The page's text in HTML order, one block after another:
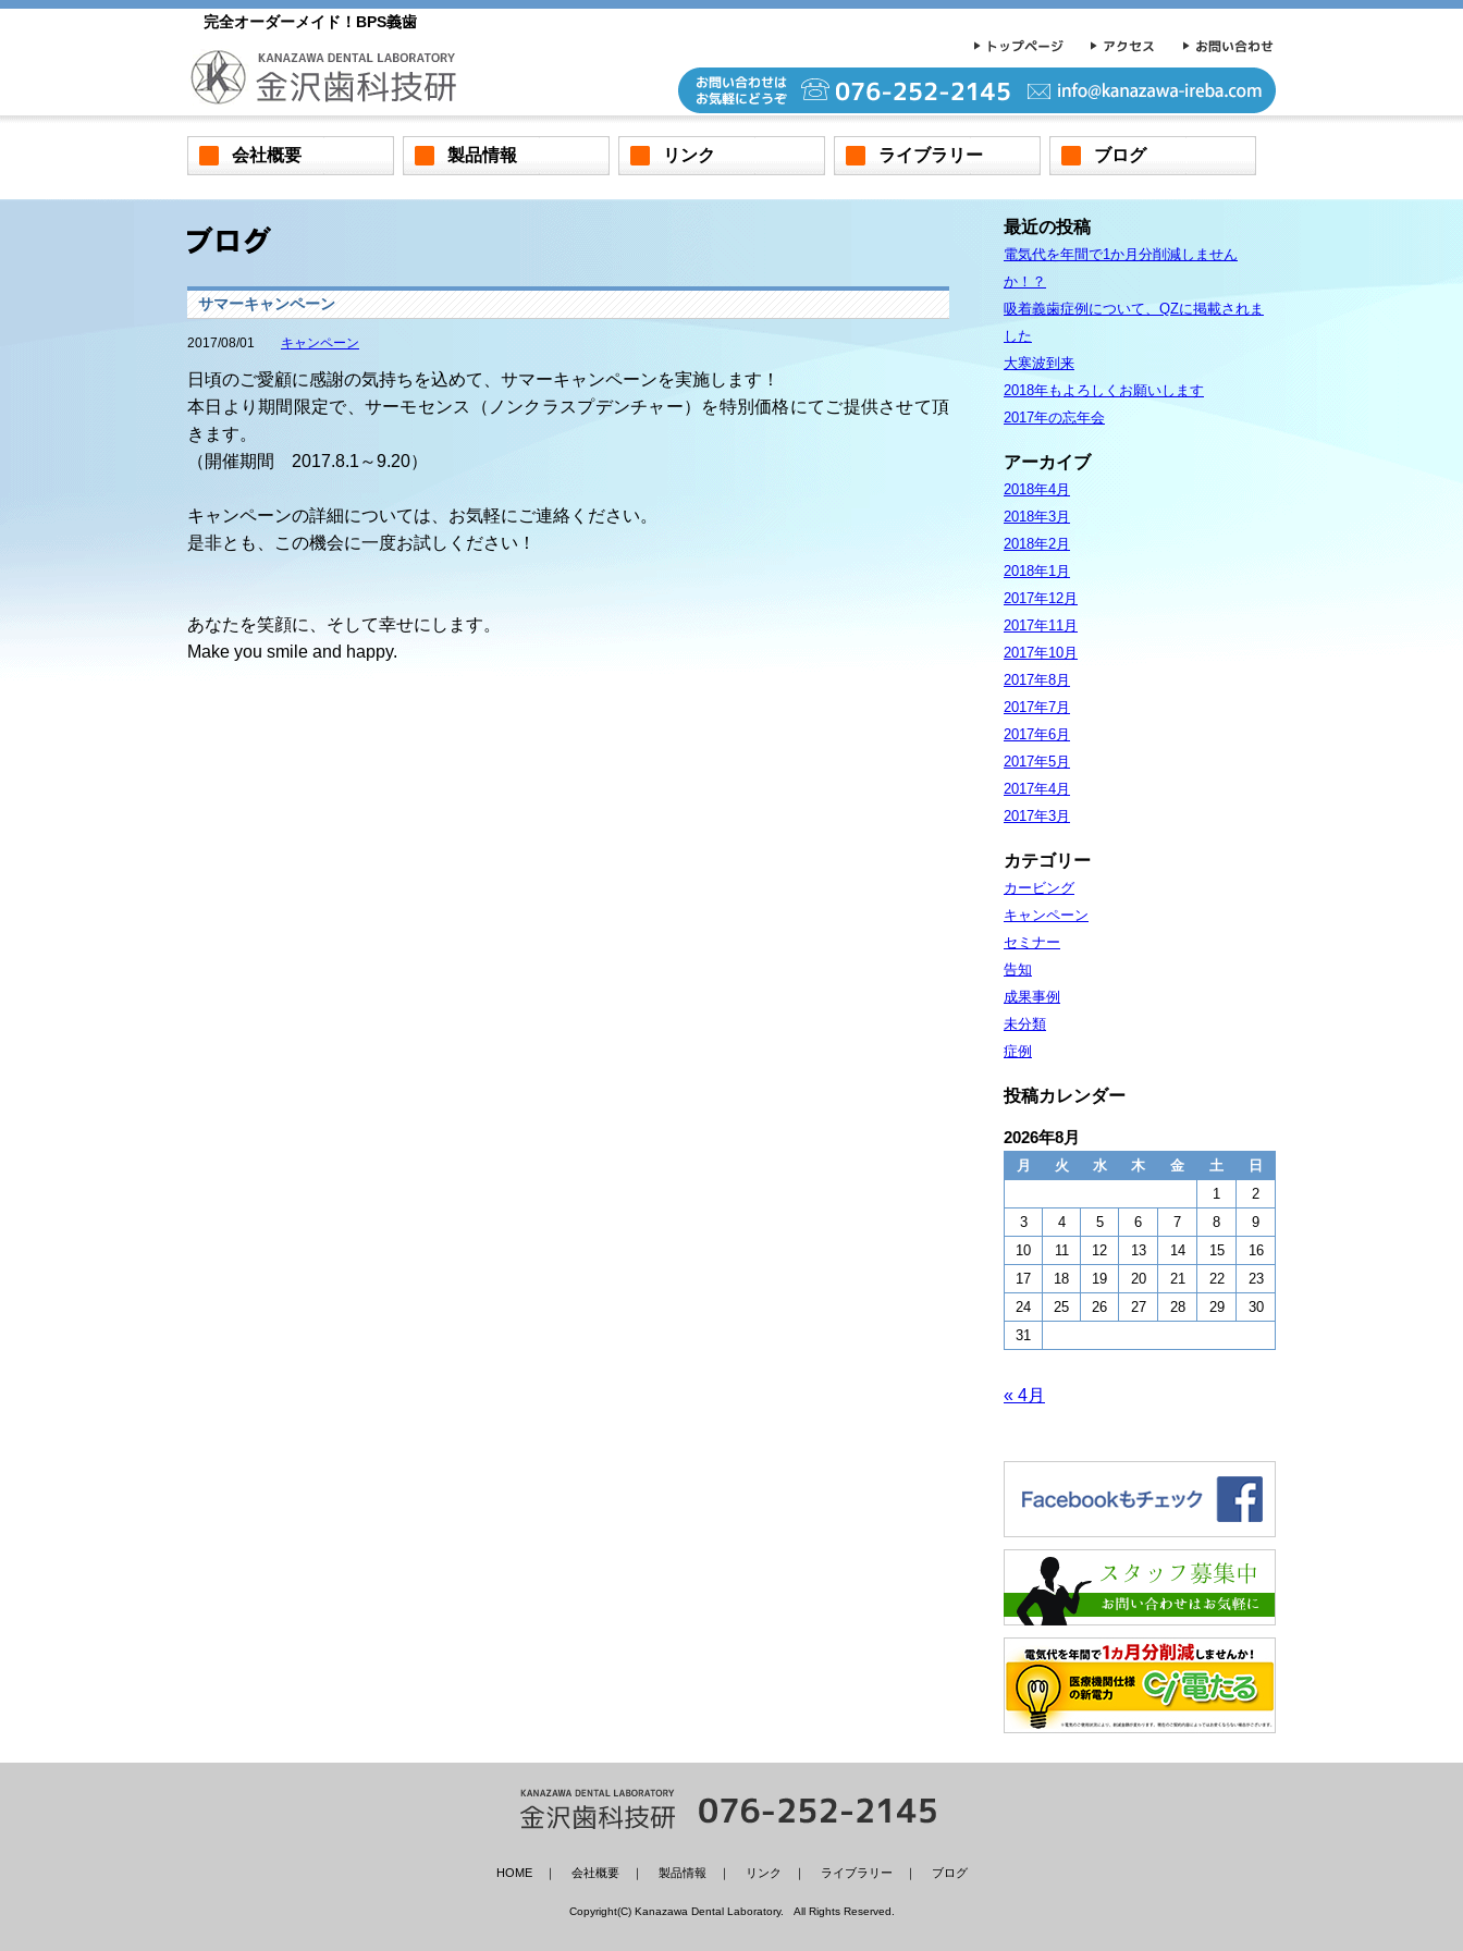
完全オーダーメイド！BPS義歯
会社概要 製品情報 リンク ライブラリー ブログ
サマーキャンペーン
2017/08/01 キャンペーン
日頃のご愛顧に感謝の気持ちを込めて、サマーキャンペーンを実施します！
本日より期間限定で、サーモセンス（ノンクラスプデンチャー）を特別価格にてご提供させて頂
きます。
（開催期間 2017.8.1 ～9.20）
キャンペーンの詳細については、お気軽にご連絡ください。
是非とも、この機会に一度お試しください！
あなたを笑顔に、そして幸せにします。
Make you smile and happy.
最近の投稿
電気代を年間で1か月分削減しません
か！？
吸着義歯症例について、QZに掲載されま
した
大寒波到来
2018年もよろしくお願いします
2017年の忘年会
アーカイブ
2018年4月
2018年3月
2018年2月
2018年1月
2017年12月
2017年11月
2017年10月
2017年8月
2017年7月
2017年6月
2017年5月
2017年4月
2017年3月
カテゴリー
カービング
キャンペーン
セミナー
告知
成果事例
未分類
症例
投稿カレンダー
2026年8月
月 火 水 木 金 土
日
1
2
3
4 5 6 7 8
9
10
11 12 13 14 15
16
17
18 19 20 21 22
23
24
25 26 27 28 29
30
31
« 4月
HOME｜ 会社概要｜ 製品情報 ｜ リンク ｜ ライブラリー ｜ ブログ
Copyright(C) Kanazawa Dental Laboratory. All Rights Reserved.